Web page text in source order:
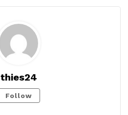
thies24
Follow